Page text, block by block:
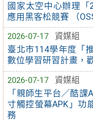
國家太空中心辦理
應用黑客松競賽 （
2026-07-17
資媒組
臺北市114學年度「
數位學習研習計畫，
2026-07-17
資媒組
「親師生平台／酷
寸觸控螢幕APK」功
務